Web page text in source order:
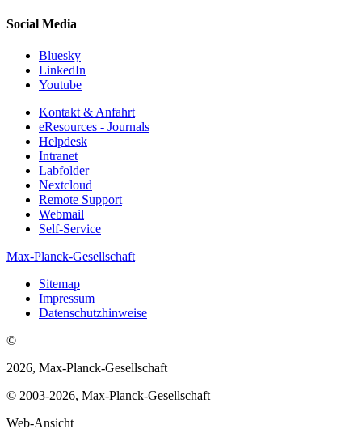
Social Media
Bluesky
LinkedIn
Youtube
Kontakt & Anfahrt
eResources - Journals
Helpdesk
Intranet
Labfolder
Nextcloud
Remote Support
Webmail
Self-Service
Max-Planck-Gesellschaft
Sitemap
Impressum
Datenschutzhinweise
©
2026, Max-Planck-Gesellschaft
© 2003-2026, Max-Planck-Gesellschaft
Web-Ansicht